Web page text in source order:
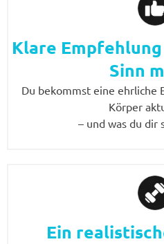
Klare
Sinn
Du bekommst eine ehrliche
Körper
– und was du dir
Ein